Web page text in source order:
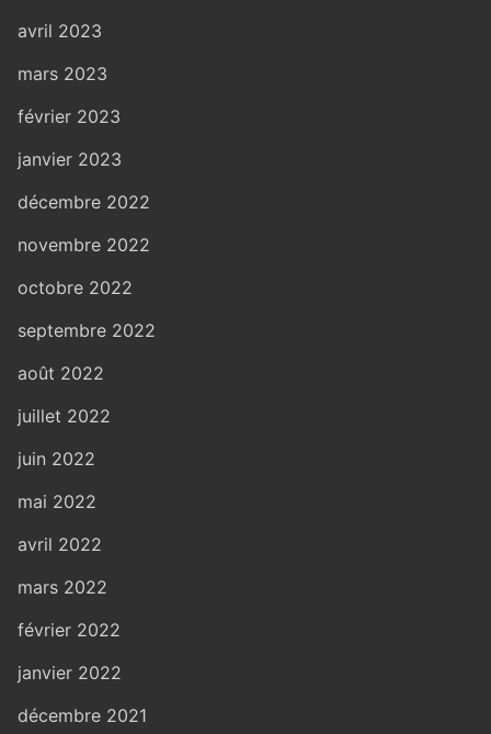
avril 2023
mars 2023
février 2023
janvier 2023
décembre 2022
novembre 2022
octobre 2022
septembre 2022
août 2022
juillet 2022
juin 2022
mai 2022
avril 2022
mars 2022
février 2022
janvier 2022
décembre 2021